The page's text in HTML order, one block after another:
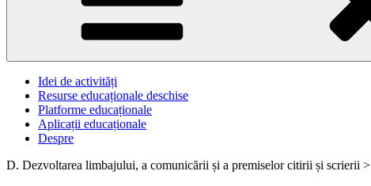
Idei de activități
Resurse educaționale deschise
Platforme educaționale
Aplicații educaționale
Despre
D. Dezvoltarea limbajului, a comunicării și a premiselor citirii și scrierii >